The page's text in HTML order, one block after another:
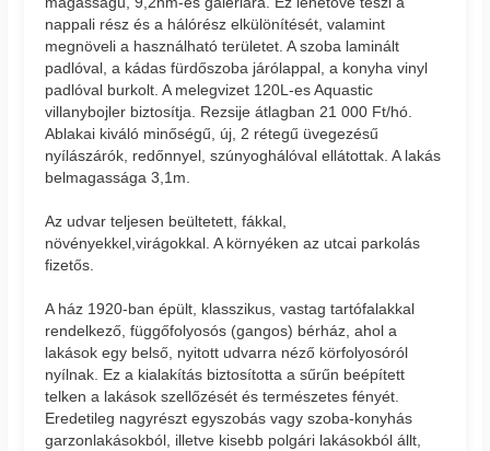
nappali rész és a hálórész elkülönítését, valamint
megnöveli a használható területet. A szoba laminált
padlóval, a kádas fürdőszoba járólappal, a konyha vinyl
padlóval burkolt. A melegvizet 120L-es Aquastic
villanybojler biztosítja. Rezsije átlagban 21 000 Ft/hó.
Ablakai kiváló minőségű, új, 2 rétegű üvegezésű
nyílászárók, redőnnyel, szúnyoghálóval ellátottak. A lakás
belmagassága 3,1m.
Az udvar teljesen beültetett, fákkal,
növényekkel,virágokkal. A környéken az utcai parkolás
fizetős.
A ház 1920-ban épült, klasszikus, vastag tartófalakkal
rendelkező, függőfolyosós (gangos) bérház, ahol a
lakások egy belső, nyitott udvarra néző körfolyosóról
nyílnak. Ez a kialakítás biztosította a sűrűn beépített
telken a lakások szellőzését és természetes fényét.
Eredetileg nagyrészt egyszobás vagy szoba-konyhás
garzonlakásokból, illetve kisebb polgári lakásokból állt,